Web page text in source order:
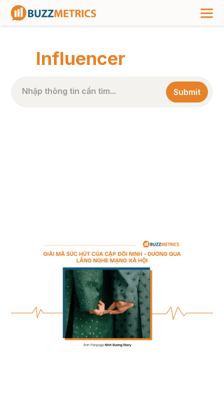
Influencer
Giải Mã Sức Hút Của Cặp Đôi Ninh - Dương Qua
Lắng Nghe Mạng Xã Hội
Tính đến tháng Tư, tài khoản của Ninh Anh Bùi đã có hơn 1.1 triệu lượt
theo dõi. Còn thống kê của Buzzmetrics cho thấy: Đã có gần 1 triệu
lượt thảo luận về cặp đôi Ninh - Dương (tính từ đầu tháng 2 đến đầu
tháng 4). BXH BSI Top10 cũng ghi nhận: Ninh - Dương lần đầu góp
mặt vào Top 10 gương mặt nổi bật nhất mạng xã hội tháng 2.
Đọc bài viết